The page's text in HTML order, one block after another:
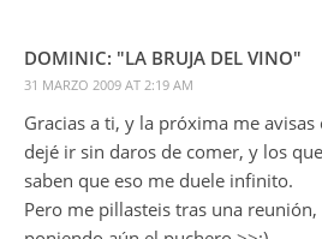
DOMINIC: "LA BRUJA DEL VINO"
31 MARZO 2009 AT 2:19 AM
Gracias a ti, y la próxima me
dejé ir sin daros de comer, y los
saben que eso me duele infinito.
Pero me pillasteis tras una